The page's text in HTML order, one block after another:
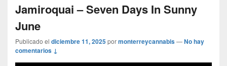
Jamiroquai – Seven Days In Sunny
June
Publicado el diciembre 11, 2025pormonterreycannabis—No hay
comentarios ↓